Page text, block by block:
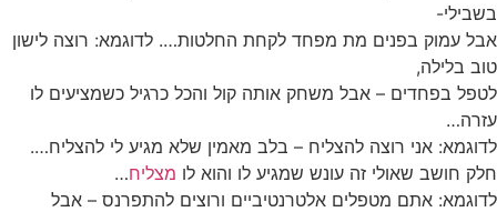
בשבילי-
אבל עמוק בפנים מת מפחד לקחת החלטות…. לדוגמא: רוצה לישון
טוב בלילה,
לטפל בפחדים – אבל משחק אותה קול והכל כרגיל כשמציעים לו
עזרה…
לדוגמא: אני רוצה להצליח – בלב מאמין שלא מגיע לי להצליח….
חלק חושב שאולי זה עונש שמגיע לו והוא לו מצליח…
לדוגמא: אתם מטפלים אלטרנטיביים ורוצים להתפרנס – אבל